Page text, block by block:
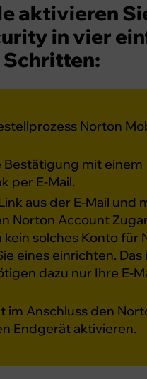
aktivieren
in vier
Schritten:
Norton
Bestätigung mit einem
per E-Mail.
aus der E-Mail und
Norton Account
kein solches Konto für
eines einrichten. Das
dazu nur Ihre E-
im Anschluss den
Endgerät aktivieren.